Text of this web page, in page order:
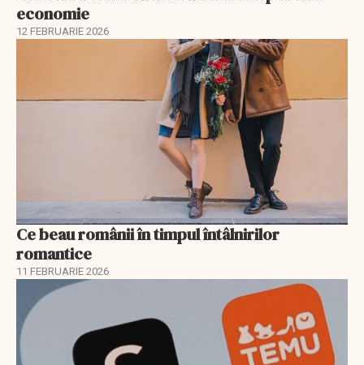
economie
12 FEBRUARIE 2026
Ce beau românii în timpul întâlnirilor
romantice
11 FEBRUARIE 2026